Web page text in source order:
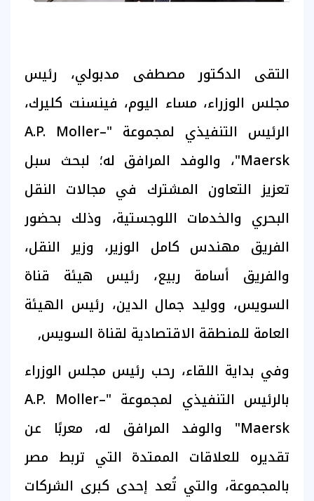
التقى الدكتور مصطفى مدبولي، رئيس
مجلس الوزراء، مساء اليوم، فينسنت كليرك،
الرئيس التنفيذي لمجموعة "A.P. Moller–
Maersk"، والوفد المرافق له؛ لبحث سبل
تعزيز التعاون المشترك في مجالات النقل
البحري والخدمات اللوجستية، وذلك بحضور
الفريق مهندس كامل الوزير، وزير النقل،
والفريق أسامة ربيع، رئيس هيئة قناة
السويس، ووليد جمال الدين، رئيس الهيئة
العامة للمنطقة الاقتصادية لقناة السويس,
وفي بداية اللقاء، رحب رئيس مجلس الوزراء
بالرئيس التنفيذي لمجموعة "A.P. Moller–
Maersk" والوفد المرافق له، معربًا عن
تقديره للعلاقات الممتدة التي تربط مصر
بالمجموعة، والتي تُعد إحدى كبرى الشركات